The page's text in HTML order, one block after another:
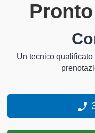
Un tecnico qualificato